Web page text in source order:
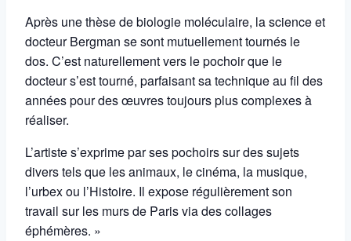
Après une thèse de biologie moléculaire, la science et
docteur Bergman se sont mutuellement tournés le
dos. C’est naturellement vers le pochoir que le
docteur s’est tourné, parfaisant sa technique au fil des
années pour des œuvres toujours plus complexes à
réaliser.
L’artiste s’exprime par ses pochoirs sur des sujets
divers tels que les animaux, le cinéma, la musique,
l’urbex ou l’Histoire. Il expose régulièrement son
travail sur les murs de Paris via des collages
éphémères. »